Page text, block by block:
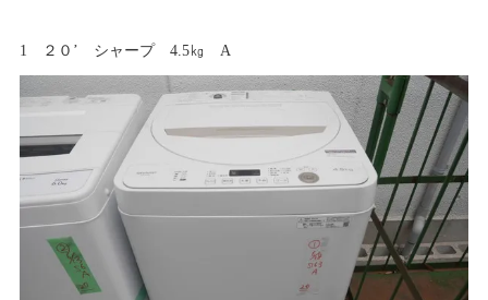
1 ２０’ シャープ 4.5㎏ A